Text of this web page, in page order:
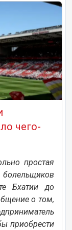
чего-
простая
Бхатии до
о том,
приобрести